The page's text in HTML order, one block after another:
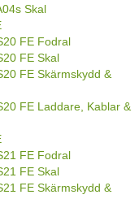
Skal
FE Fodral
FE Skal
FE Skärmskydd &
FE Laddare, Kablar &
FE Fodral
FE Skal
FE Skärmskydd &